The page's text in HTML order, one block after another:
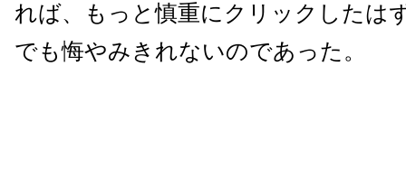
れば、もっと慎重にクリックしたは
でも悔やみきれないのであった。